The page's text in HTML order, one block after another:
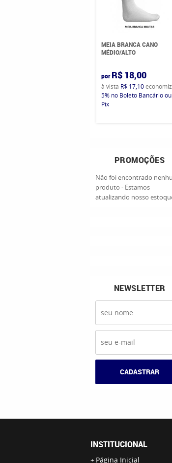
MEIA BRANCA CANO
MÉDIO/ALTO
por R$ 18,00
à vista R$ 17,10
5% no Boleto Bancário ou
Pix
PROMOÇÕES
Não foi encontrado
produto - Estamos
atualizando nosso
NEWSLETTER
CADASTRAR
INSTITUCIONAL
Página Inicial